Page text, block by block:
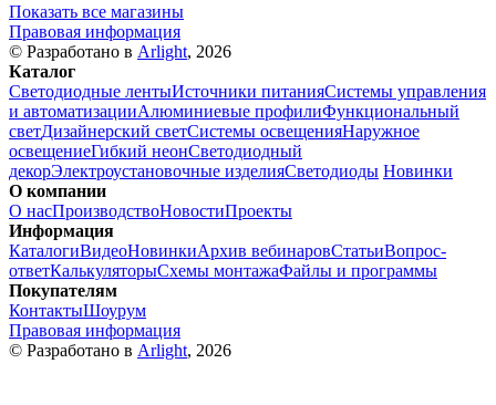
Показать все магазины
Правовая информация
© Разработано в Arlight, 2026
Каталог
Светодиодные лентыИсточники питанияСистемы управления
и автоматизацииАлюминиевые профилиФункциональный
светДизайнерский светСистемы освещенияНаружное
освещениеГибкий неонСветодиодный
декорЭлектроустановочные изделияСветодиоды Новинки
О компании
О насПроизводствоНовостиПроекты
Информация
КаталогиВидеоНовинкиАрхив вебинаровСтатьиВопрос-
ответКалькуляторыСхемы монтажаФайлы и программы
Покупателям
КонтактыШоурум
Правовая информация
© Разработано в Arlight, 2026